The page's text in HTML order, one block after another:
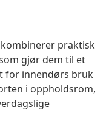
praktisk
gjør dem til et
for innendørs bruk
i oppholdsrom,